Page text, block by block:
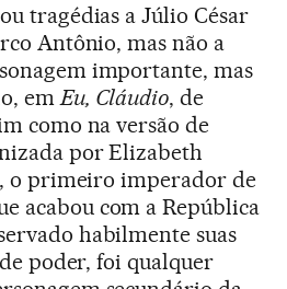
tragédias a Júlio César
Antônio, mas não a
importante, mas
em Eu, Cláudio, de
como na versão de
por Elizabeth
o primeiro imperador de
acabou com a República
habilmente suas
poder, foi qualquer